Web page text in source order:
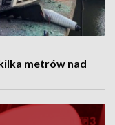
metrów nad